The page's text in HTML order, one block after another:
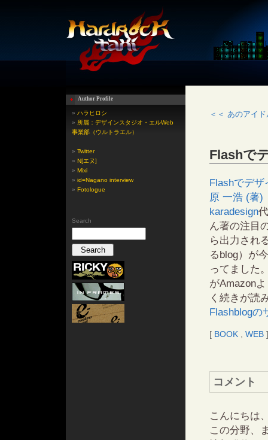
Author Profile
» ハラヒロシ
» 所属：デザインスタジオ・エルWeb
事業部（ウルトラエル）
» Twitter
» N[エヌ]
» Mixi
» id=Nagano interview
» Fotologue
Search
＜＜ あのアイ
Flashで
Flashでデ
原 一浩 (著)
karadesign
ん著の注目
ら出力され
るblog）が
ってました
がAmazon
く続きが読
Flashblogの
[ BOOK WEB
コメント
こんにちは
この分野、